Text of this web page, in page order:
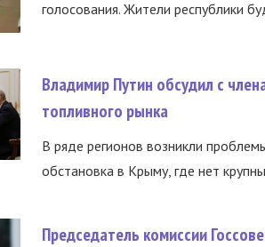
голосования. Жители республики
Владимир Путин обсудил с
топливного рынка
В ряде регионов возникли
обстановка в Крыму, где нет
Председатель комиссии